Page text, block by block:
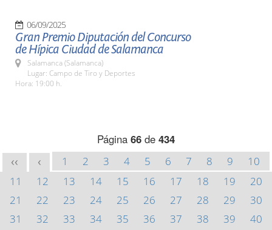
06/09/2025
Gran Premio Diputación del Concurso
de Hípica Ciudad de Salamanca
Salamanca (Salamanca)
Lugar: Campo de Tiro y Deportes
Hora: 19:00 h.
Página 66 de 434
<< < 1 2 3 4 5 6 7 8 9
10
11
12 13 14 15 16 17 18 19
20
21
22 23 24 25 26 27 28 29
30
31
32 33 34 35 36 37 38 39
40